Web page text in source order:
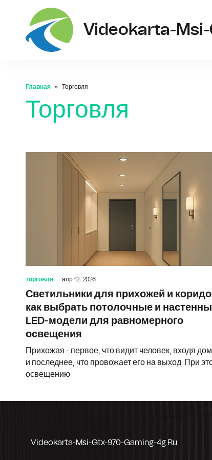
Videokarta-
Главная Торговля
Торговля
торговля апр 12, 2026
Светильники для прихожей и
как выбрать потолочные и
LED-модели для равномерного
освещения
Прихожая - первое, что видит человек, входя
и последнее, что провожает его на выход. При
освещению
Videokarta-Msi-Gtx-970-Gaming-4g.ru